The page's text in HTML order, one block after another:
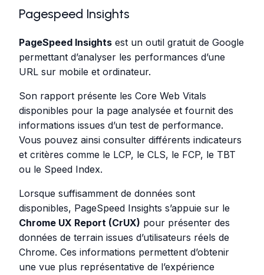
Pagespeed Insights
PageSpeed Insights est un outil gratuit de Google
permettant d’analyser les performances d’une
URL sur mobile et ordinateur.
Son rapport présente les Core Web Vitals
disponibles pour la page analysée et fournit des
informations issues d’un test de performance.
Vous pouvez ainsi consulter différents indicateurs
et critères comme le LCP, le CLS, le FCP, le TBT
ou le Speed Index.
Lorsque suffisamment de données sont
disponibles, PageSpeed Insights s’appuie sur le
Chrome UX Report (CrUX) pour présenter des
données de terrain issues d’utilisateurs réels de
Chrome. Ces informations permettent d’obtenir
une vue plus représentative de l’expérience